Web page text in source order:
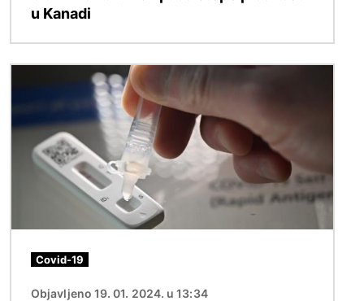
u Kanadi
Covid-19
Objavljeno 19. 01. 2024. u 13:34